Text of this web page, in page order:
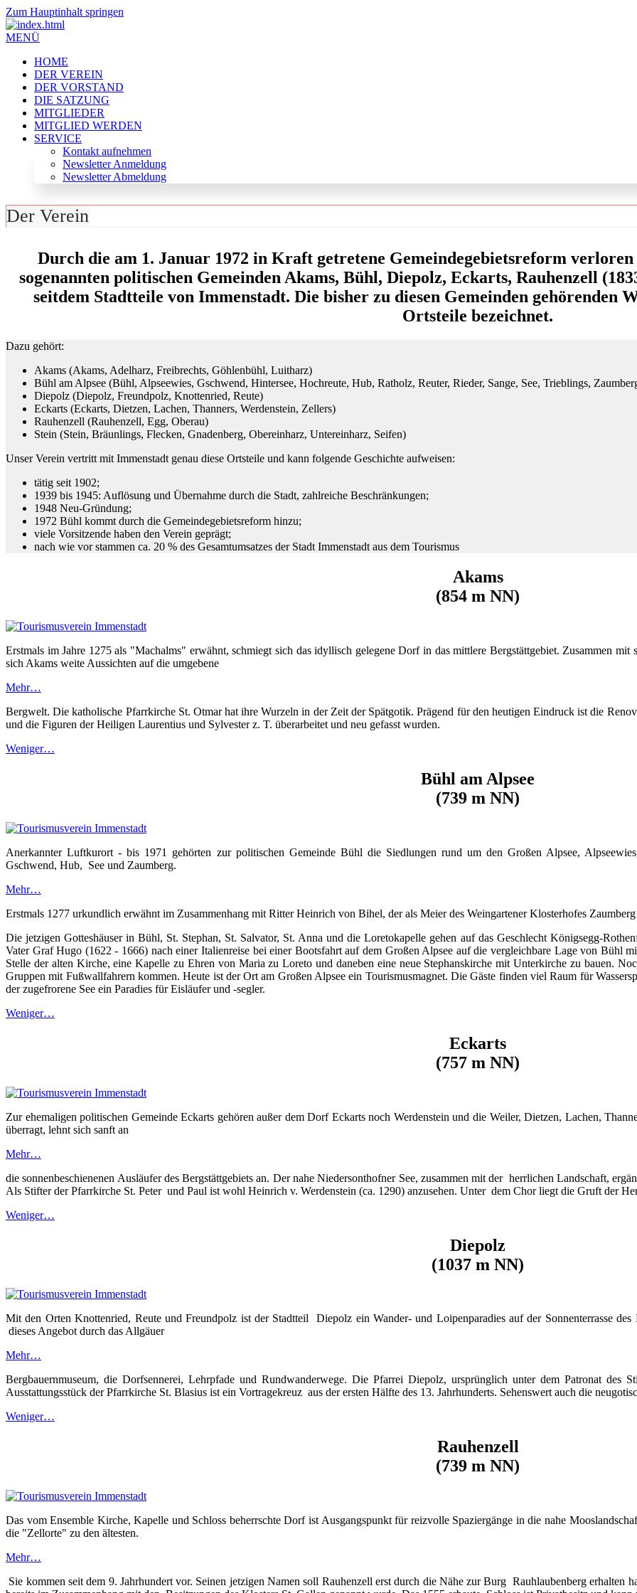
Zum Hauptinhalt springen
MENÜ
HOME
DER VEREIN
DER VORSTAND
DIE SATZUNG
MITGLIEDER
MITGLIED WERDEN
SERVICE
Kontakt aufnehmen
Newsletter Anmeldung
Newsletter Abmeldung
Durch die am 1. Januar 1972 in Kraft getretene Gemeindegebietsreform verloren
sogenannten politischen Gemeinden Akams, Bühl, Diepolz, Eckarts, Rauhenzell
seitdem Stadtteile von Immenstadt. Die bisher zu diesen Gemeinden gehörenden
Ortsteile bezeichnet.
Dazu gehört:
Akams (Akams, Adelharz, Freibrechts, Göhlenbühl, Luitharz)
Bühl am Alpsee (Bühl, Alpseewies, Gschwend, Hintersee, Hochreute, Hub, Ratholz, Reuter, Rieder, Sange, See, Trieblings,
Diepolz (Diepolz, Freundpolz, Knottenried, Reute)
Eckarts (Eckarts, Dietzen, Lachen, Thanners, Werdenstein, Zellers)
Rauhenzell (Rauhenzell, Egg, Oberau)
Stein (Stein, Bräunlings, Flecken, Gnadenberg, Obereinharz, Untereinharz, Seifen)
Unser Verein vertritt mit Immenstadt genau diese Ortsteile und kann folgende Geschichte aufweisen:
tätig seit 1902;
1939 bis 1945: Auflösung und Übernahme durch die Stadt, zahlreiche Beschränkungen;
1948 Neu-Gründung;
1972 Bühl kommt durch die Gemeindegebietsreform hinzu;
viele Vorsitzende haben den Verein geprägt;
nach wie vor stammen ca. 20 % des Gesamtumsatzes der Stadt Immenstadt aus dem Tourismus
Akams
(854 m NN)
Erstmals im Jahre 1275 als "Machalms" erwähnt, schmiegt sich das idyllisch gelegene Dorf in das mittlere Bergstättgebiet. Zusammen
sich Akams weite Aussichten auf die umgebene
Mehr…
Bergwelt. Die katholische Pfarrkirche St. Otmar hat ihre Wurzeln in der Zeit der Spätgotik. Prägend für den heutigen Eindruck ist die
und die Figuren der Heiligen Laurentius und Sylvester z. T. überarbeitet und neu gefasst wurden.
Weniger…
Bühl am Alpsee
(739 m NN)
Anerkannter Luftkurort - bis 1971 gehörten zur politischen Gemeinde Bühl die Siedlungen rund um den Großen Alpsee,
Gschwend, Hub, See und Zaumberg.
Mehr…
Erstmals 1277 urkundlich erwähnt im Zusammenhang mit Ritter Heinrich von Bihel, der als Meier des Weingartener Klosterhofes
Die jetzigen Gotteshäuser in Bühl, St. Stephan, St. Salvator, St. Anna und die Loretokapelle gehen auf das Geschlecht Königsegg-
Vater Graf Hugo (1622 - 1666) nach einer Italienreise bei einer Bootsfahrt auf dem Großen Alpsee auf die vergleichbare Lage von Bühl
Stelle der alten Kirche, eine Kapelle zu Ehren von Maria zu Loreto und daneben eine neue Stephanskirche mit Unterkirche zu bauen.
Gruppen mit Fußwallfahrern kommen. Heute ist der Ort am Großen Alpsee ein Tourismusmagnet. Die Gäste finden viel Raum für
der zugefrorene See ein Paradies für Eisläufer und -segler.
Weniger…
Eckarts
(757 m NN)
Zur ehemaligen politischen Gemeinde Eckarts gehören außer dem Dorf Eckarts noch Werdenstein und die Weiler, Dietzen, Lachen,
überragt, lehnt sich sanft an
Mehr…
die sonnenbeschienenen Ausläufer des Bergstättgebiets an. Der nahe Niedersonthofner See, zusammen mit der herrlichen Landschaft,
Als Stifter der Pfarrkirche St. Peter und Paul ist wohl Heinrich v. Werdenstein (ca. 1290) anzusehen. Unter dem Chor liegt die Gruft der
Weniger…
Diepolz
(1037 m NN)
Mit den Orten Knottenried, Reute und Freundpolz ist der Stadtteil Diepolz ein Wander- und Loipenparadies auf der Sonnenterrasse
dieses Angebot durch das Allgäuer
Mehr…
Bergbauernmuseum, die Dorfsennerei, Lehrpfade und Rundwanderwege. Die Pfarrei Diepolz, ursprünglich unter dem Patronat des
Ausstattungsstück der Pfarrkirche St. Blasius ist ein Vortragekreuz aus der ersten Hälfte des 13. Jahrhunderts. Sehenswert auch die
Weniger…
Rauhenzell
(739 m NN)
Das vom Ensemble Kirche, Kapelle und Schloss beherrschte Dorf ist Ausgangspunkt für reizvolle Spaziergänge in die nahe
die "Zellorte" zu den ältesten.
Mehr…
Sie kommen seit dem 9. Jahrhundert vor. Seinen jetzigen Namen soll Rauhenzell erst durch die Nähe zur Burg Rauhlaubenberg erhalten